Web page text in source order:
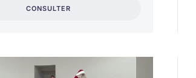
CONSULTER